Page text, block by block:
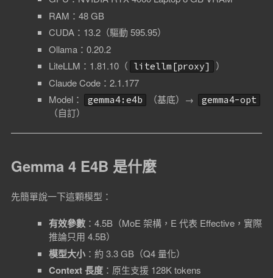
RAM：48 GB
CUDA：13.2（驅動 595.95）
Ollama：0.20.2
LiteLLM：1.81.10（ litellm[proxy]
）
Claude Code：2.1.177
Model：
gemma4:e4b （基底）→ gemma4-opt
（自訂）
Gemma 4 E4B 是什麼
先簡單說一下這顆模型：
有效參數：4.5B（MoE 架構，E 代表 Effective，實際
推論只用 4.5B）
模型大小：約 3.3 GB（Q4 量化）
Context 長度：原生支援 128K tokens